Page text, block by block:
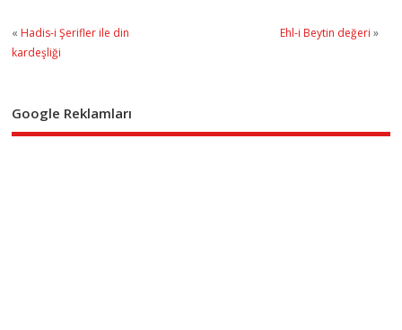
« Hadis-i Şerifler ile din
kardeşliği
Ehl-i Beytin değeri »
Google Reklamları